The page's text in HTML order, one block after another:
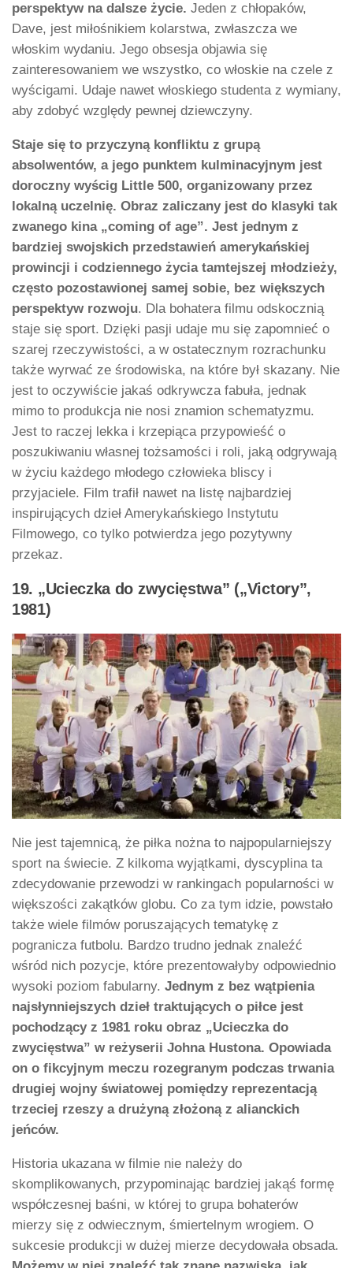
perspektyw na dalsze życie. Jeden z chłopaków,
Dave, jest miłośnikiem kolarstwa, zwłaszcza we
włoskim wydaniu. Jego obsesja objawia się
zainteresowaniem we wszystko, co włoskie na czele z
wyścigami. Udaje nawet włoskiego studenta z wymiany,
aby zdobyć względy pewnej dziewczyny.
Staje się to przyczyną konfliktu z grupą
absolwentów, a jego punktem kulminacyjnym jest
doroczny wyścig Little 500, organizowany przez
lokalną uczelnię. Obraz zaliczany jest do klasyki tak
zwanego kina „coming of age”. Jest jednym z
bardziej swojskich przedstawień amerykańskiej
prowincji i codziennego życia tamtejszej młodzieży,
często pozostawionej samej sobie, bez większych
perspektyw rozwoju. Dla bohatera filmu odskocznią
staje się sport. Dzięki pasji udaje mu się zapomnieć o
szarej rzeczywistości, a w ostatecznym rozrachunku
także wyrwać ze środowiska, na które był skazany. Nie
jest to oczywiście jakaś odkrywcza fabuła, jednak
mimo to produkcja nie nosi znamion schematyzmu.
Jest to raczej lekka i krzepiąca przypowieść o
poszukiwaniu własnej tożsamości i roli, jaką odgrywają
w życiu każdego młodego człowieka bliscy i
przyjaciele. Film trafił nawet na listę najbardziej
inspirujących dzieł Amerykańskiego Instytutu
Filmowego, co tylko potwierdza jego pozytywny
przekaz.
19. „Ucieczka do zwycięstwa” („Victory”,
1981)
Nie jest tajemnicą, że piłka nożna to najpopularniejszy
sport na świecie. Z kilkoma wyjątkami, dyscyplina ta
zdecydowanie przewodzi w rankingach popularności w
większości zakątków globu. Co za tym idzie, powstało
także wiele filmów poruszających tematykę z
pogranicza futbolu. Bardzo trudno jednak znaleźć
wśród nich pozycje, które prezentowałyby odpowiednio
wysoki poziom fabularny. Jednym z bez wątpienia
najsłynniejszych dzieł traktujących o piłce jest
pochodzący z 1981 roku obraz „Ucieczka do
zwycięstwa” w reżyserii Johna Hustona. Opowiada
on o fikcyjnym meczu rozegranym podczas trwania
drugiej wojny światowej pomiędzy reprezentacją
trzeciej rzeszy a drużyną złożoną z alianckich
jeńców.
Historia ukazana w filmie nie należy do
skomplikowanych, przypominając bardziej jakąś formę
współczesnej baśni, w której to grupa bohaterów
mierzy się z odwiecznym, śmiertelnym wrogiem. O
sukcesie produkcji w dużej mierze decydowała obsada.